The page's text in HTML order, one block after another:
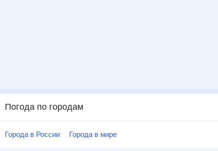
Погода по городам
Города в России Города в мире